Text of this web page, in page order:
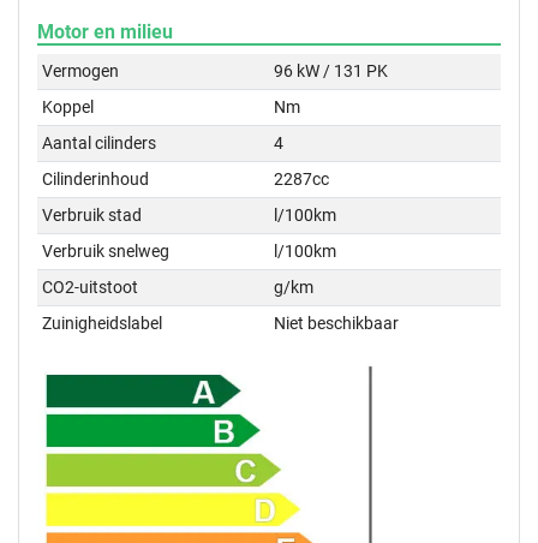
Motor en milieu
Vermogen
96 kW / 131 PK
Koppel
Nm
Aantal cilinders
4
Cilinderinhoud
2287cc
Verbruik stad
l/100km
Verbruik snelweg
l/100km
CO2-uitstoot
g/km
Zuinigheidslabel
Niet beschikbaar